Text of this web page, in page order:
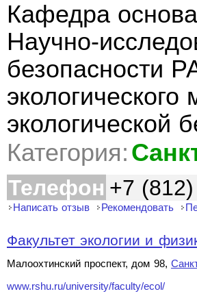
Кафедра
Научно-
безопасности
экологической
Категория:
Телефон +7
Написать отзыв Рекомендовать
Факультет экологии и
Малоохтинский проспект, дом 98,
www.rshu.ru/university/faculty/ecol/